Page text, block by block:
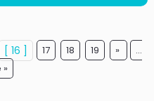
[ 16 ] 17 18 19 »
...
»